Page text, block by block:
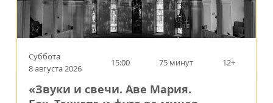
Суббота
8 августа 2026
15:00 75 минут 12+
«Звуки и свечи. Аве Мария.